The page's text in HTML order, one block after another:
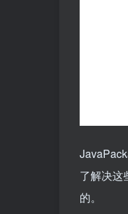
了解决这
的。